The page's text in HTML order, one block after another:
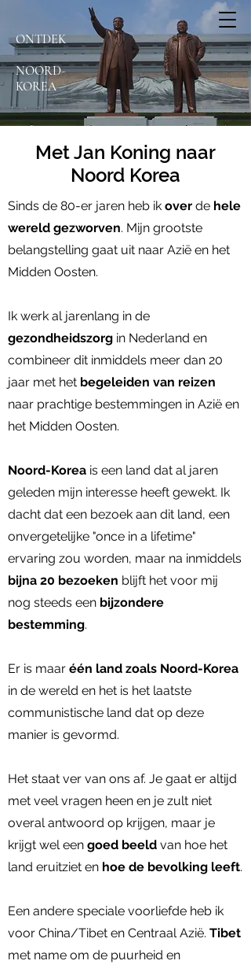
ONTDEK
NOORD-
KOREA
Met Jan Koning naar
Noord Korea
Sinds de 80-er jaren heb ik over de hele
wereld gezworven. Mijn grootste
belangstelling gaat uit naar Azië en het
Midden Oosten.
Ik werk al jarenlang in de
gezondheidszorg in Nederland en
combineer dit inmiddels meer dan 20
jaar met het begeleiden van reizen
naar prachtige bestemmingen in Azië en
het Midden Oosten.
Noord-Korea is een land dat al jaren
geleden mijn interesse heeft gewekt. Ik
dacht dat een bezoek aan dit land, een
onvergetelijke "once in a lifetime"
ervaring zou worden, maar na inmiddels
bijna 20 bezoeken blijft het voor mij
nog steeds een bijzondere
bestemming.
Er is maar één land zoals Noord-Korea
in de wereld en het is het laatste
communistische land dat op deze
manier is gevormd.
Het staat ver van ons af. Je gaat er altijd
met veel vragen heen en je zult niet
overal antwoord op krijgen, maar je
krijgt wel een goed beeld van hoe het
land eruitziet en hoe de bevolking leeft.
Een andere speciale voorliefde heb ik
voor China/Tibet en Centraal Azië. Tibet
met name om de puurheid en